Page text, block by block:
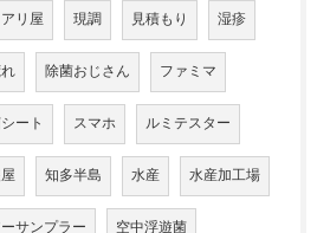
リ屋 現調 見積もり 湿疹
除菌おじさん ファミマ
ート スマホ ルミテスター
知多半島 水産 水産加工場
サンプラー 空中浮遊菌